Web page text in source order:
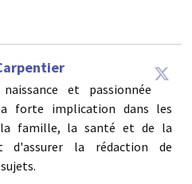
et passionnée
forte implication dans les
la famille, la santé et de la
d'assurer la rédaction de